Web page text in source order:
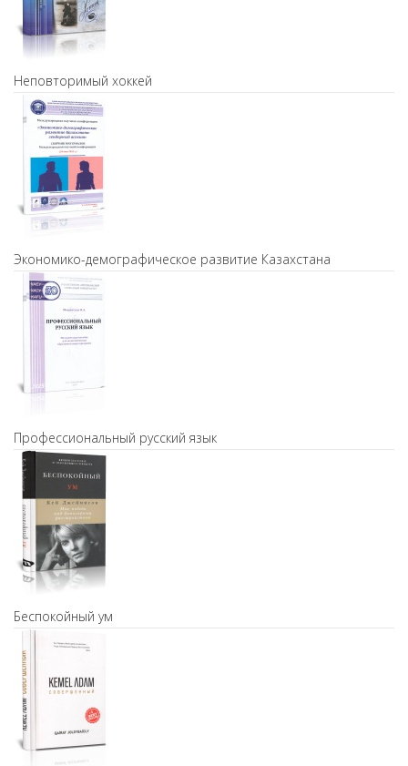
Неповторимый хоккей
Экономико-демографическое развитие Казахстана
Профессиональный русский язык
Беспокойный ум